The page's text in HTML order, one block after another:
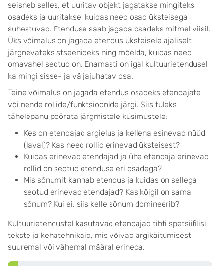
seisneb selles, et uuritav objekt jagatakse mingiteks
osadeks ja uuritakse, kuidas need osad üksteisega
suhestuvad. Etenduse saab jagada osadeks mitmel viisil.
Üks võimalus on jagada etendus üksteisele ajaliselt
järgnevateks stseenideks ning mõelda, kuidas need
omavahel seotud on. Enamasti on igal kultuurietendusel
ka mingi sisse- ja väljajuhatav osa.
Teine võimalus on jagada etendus osadeks etendajate
või nende rollide/funktsioonide järgi. Siis tuleks
tähelepanu pöörata järgmistele küsimustele:
Kes on etendajad argielus ja kellena esinevad nüüd
(laval)? Kas need rollid erinevad üksteisest?
Kuidas erinevad etendajad ja ühe etendaja erinevad
rollid on seotud etenduse eri osadega?
Mis sõnumit kannab etendus ja kuidas on sellega
seotud erinevad etendajad? Kas kõigil on sama
sõnum? Kui ei, siis kelle sõnum domineerib?
Kultuurietendustel kasutavad etendajad tihti spetsiifilisi
tekste ja kehatehnikaid, mis võivad argikäitumisest
suuremal või vähemal määral erineda.